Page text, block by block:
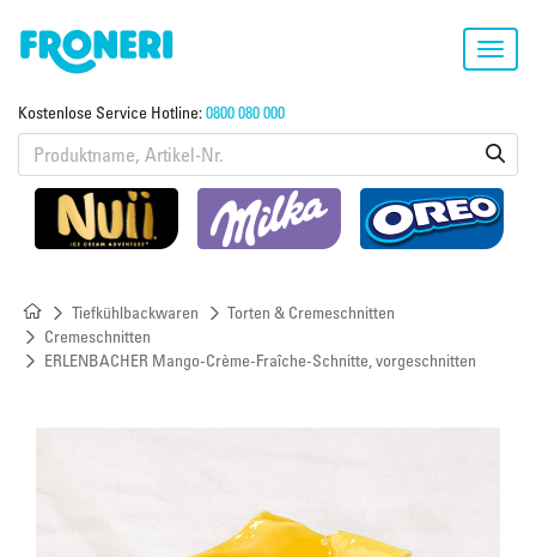
Kostenlose Service Hotline:0800 080 000
Tiefkühlbackwaren
Torten & Cremeschnitten
Cremeschnitten
ERLENBACHER Mango-Crème-Fraîche-Schnitte, vorgeschnitten